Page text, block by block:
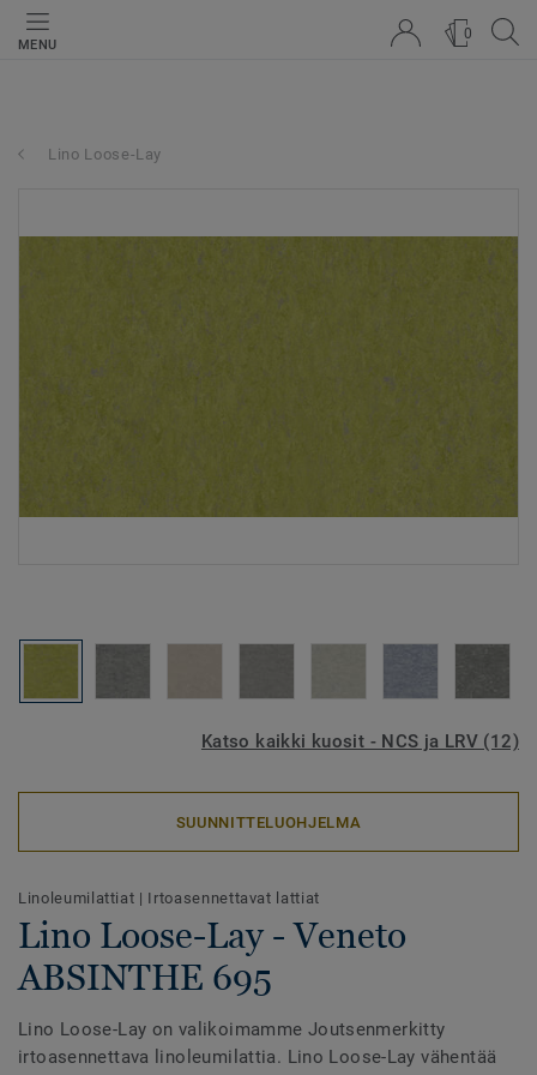
MENU
0
Lino Loose-Lay
Katso kaikki kuosit - NCS ja LRV (12)
SUUNNITTELUOHJELMA
Linoleumilattiat | Irtoasennettavat lattiat
Lino Loose-Lay - Veneto
ABSINTHE 695
Lino Loose-Lay on valikoimamme Joutsenmerkitty
irtoasennettava linoleumilattia. Lino Loose-Lay vähentää